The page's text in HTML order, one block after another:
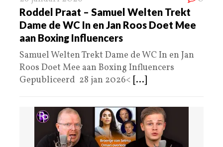
Roddel Praat – Samuel Welten Trekt
Dame de WC In en Jan Roos Doet Mee
aan Boxing Influencers
Samuel Welten Trekt Dame de WC In en Jan
Roos Doet Mee aan Boxing Influencers
Gepubliceerd 28 jan 2026< [...]